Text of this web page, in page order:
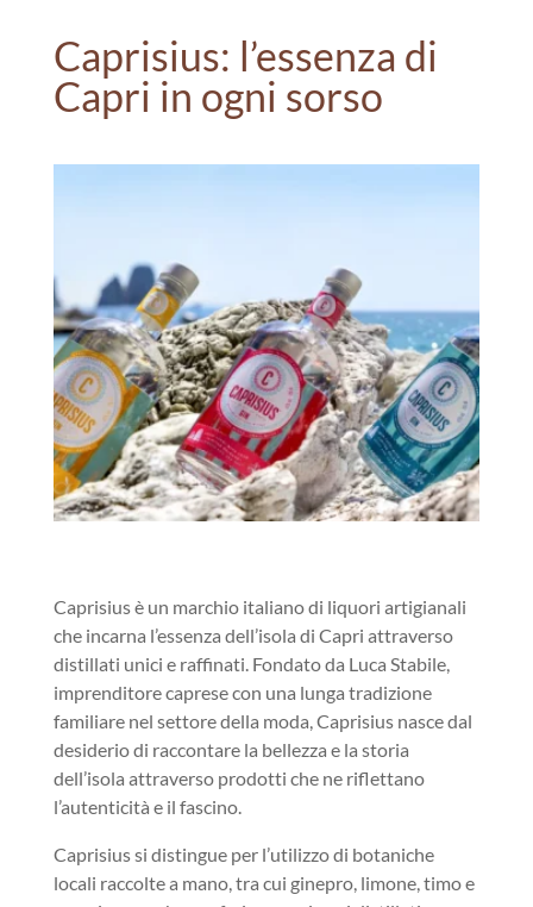
Caprisius: l’essenza di
Capri in ogni sorso
Caprisius è un marchio italiano di liquori artigianali
che incarna l’essenza dell’isola di Capri attraverso
distillati unici e raffinati. Fondato da Luca Stabile,
imprenditore caprese con una lunga tradizione
familiare nel settore della moda, Caprisius nasce dal
desiderio di raccontare la bellezza e la storia
dell’isola attraverso prodotti che ne riflettano
l’autenticità e il fascino.
Caprisius si distingue per l’utilizzo di botaniche
locali raccolte a mano, tra cui ginepro, limone, timo e